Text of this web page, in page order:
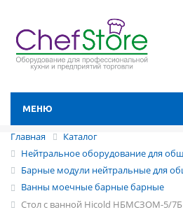
МЕНЮ
Главная
Каталог
Нейтральное оборудование для
Барные модули нейтральные для
Ванны моечные барные барные
Стол с ванной Hicold НБМСЗОМ-5/